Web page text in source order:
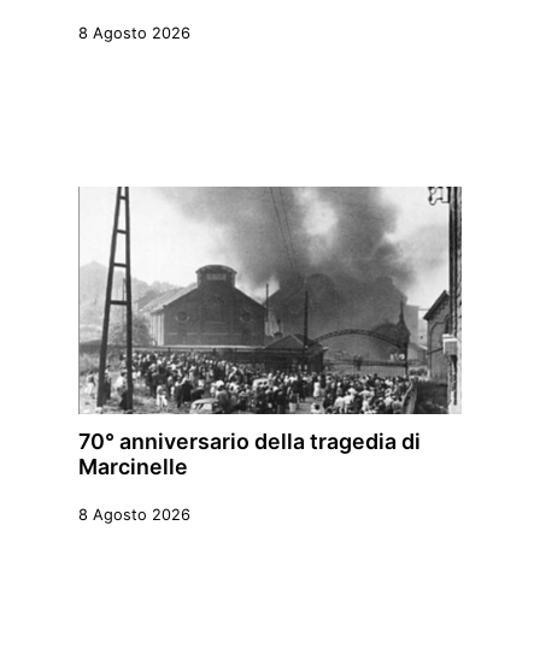
8 Agosto 2026
70° anniversario della tragedia di
Marcinelle
8 Agosto 2026